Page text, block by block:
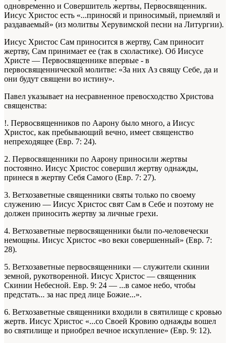
одновременно и Совершитель жертвы, Первосвященник.
Иисус Христос есть «...приносяй и приносимый, приемляй и
раздаваемый» (из молитвы Херувимской песни на Литургии).
Иисус Христос Сам приносится в жертву, Сам приносит
жертву, Сам принимает ее (так в схоластике). Об Иисусе
Христе — Первосвященнике впервые - в
первосвященнической молитве: «За них Аз свящу Себе, да и
они будут священи во истину».
Павел указывает на несравненное превосходство Христова
священства:
!. Первосвященников по Аарону было много, а Иисус
Христос, как пребывающий вечно, имеет священство
непреходящее (Евр. 7: 24).
2. Первосвященники по Аарону приносили жертвы
постоянно. Иисус Христос совершил жертву однажды,
принеся в жертву Себя Самого (Евр. 7: 27).
3. Ветхозаветные священники святы только по своему
служению — Иисус Христос свят Сам в Себе и поэтому не
должен приносить жертву за личные грехи.
4. Ветхозаветные первосвященники были по-человечески
немощны. Иисус Христос «во веки совершенный» (Евр. 7:
28).
5. Ветхозаветные первосвященники — служители скинии
земной, рукотворенной. Иисус Христос — священник
Скинии Небесной. Евр. 9: 24 — ...в самое небо, чтобы
предстать... за нас пред лице Божие...».
6. Ветхозаветные священники входили в святилище с кровью
жертв. Иисус Христос «...со Своей Кровию однажды вошел
во святилище и приобрел вечное искупление» (Евр. 9: 12).